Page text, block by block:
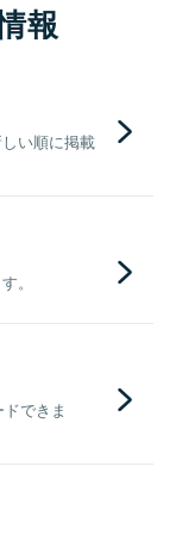
報
い順に掲載
。
できま